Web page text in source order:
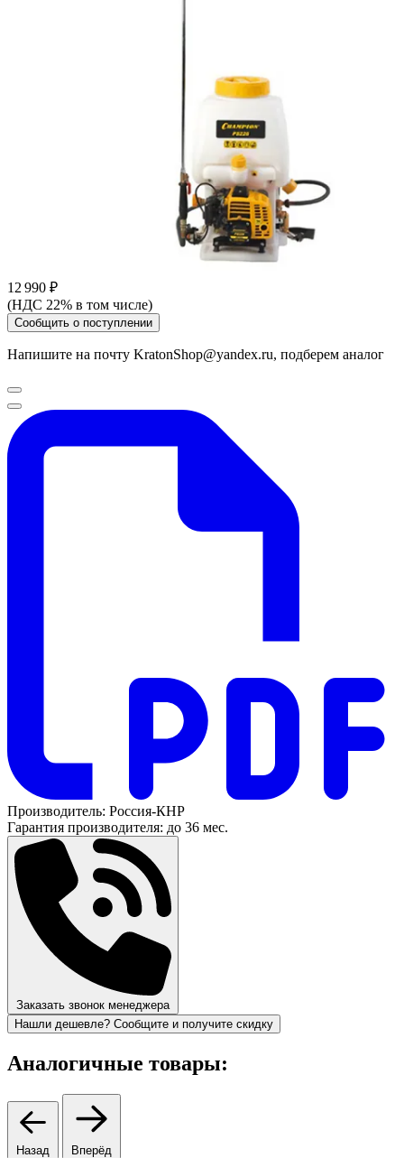
12 990 ₽
(НДС 22% в том числе)
Сообщить о поступлении
Напишите на почту KratonShop@yandex.ru, подберем аналог
Производитель: Россия-КНР
Гарантия производителя: до 36 мес.
Заказать звонок менеджера
Нашли дешевле? Сообщите и получите скидку
Аналогичные товары:
Назад Вперёд